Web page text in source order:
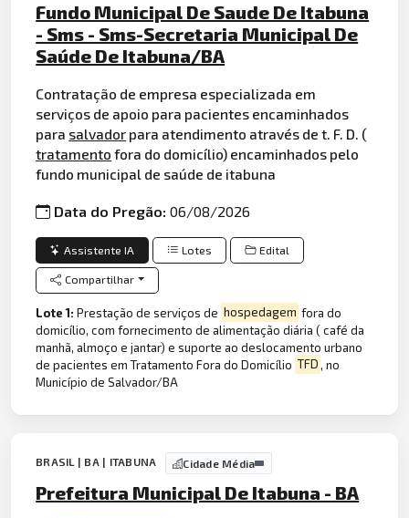
Fundo Municipal De Saude De Itabuna
- Sms - Sms-Secretaria Municipal De
Saúde De Itabuna/BA
Contratação de empresa especializada em
serviços de apoio para pacientes encaminhados
para salvador para atendimento através de t. F. D. (
tratamento fora do domicílio) encaminhados pelo
fundo municipal de saúde de itabuna
Data do Pregão:06/08/2026
Assistente IA Lotes Edital
Compartilhar
Lote 1:Prestação de serviços de hospedagem fora do
domicílio, com fornecimento de alimentação diária ( café da
manhã, almoço e jantar) e suporte ao deslocamento urbano
de pacientes em Tratamento Fora do Domicílio TFD, no
Município de Salvador/BA
BRASIL | BA | ITABUNA Cidade Média
Prefeitura Municipal De Itabuna - BA